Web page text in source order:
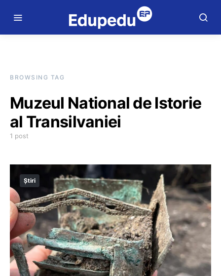
BROWSING TAG
Muzeul National de Istorie
al Transilvaniei
1 post
Știri